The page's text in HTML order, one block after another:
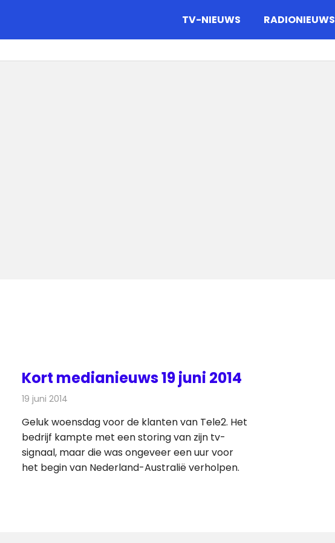
TV-NIEUWS RADIONIEUWS
Kort medianieuws 19 juni 2014
19 juni 2014
Geluk woensdag voor de klanten van Tele2. Het
bedrijf kampte met een storing van zijn tv-
signaal, maar die was ongeveer een uur voor
het begin van Nederland-Australië verholpen.